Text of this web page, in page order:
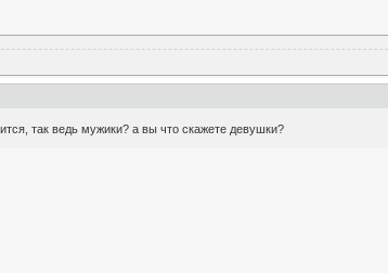
так ведь мужики? а вы что скажете девушки?